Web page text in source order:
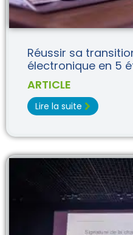
Réussir sa
électronique en 5
ARTICLE
Lire la suite